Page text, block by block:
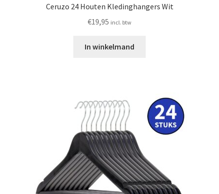
Ceruzo 24 Houten Kledinghangers Wit
€19,95 incl. btw
In winkelmand